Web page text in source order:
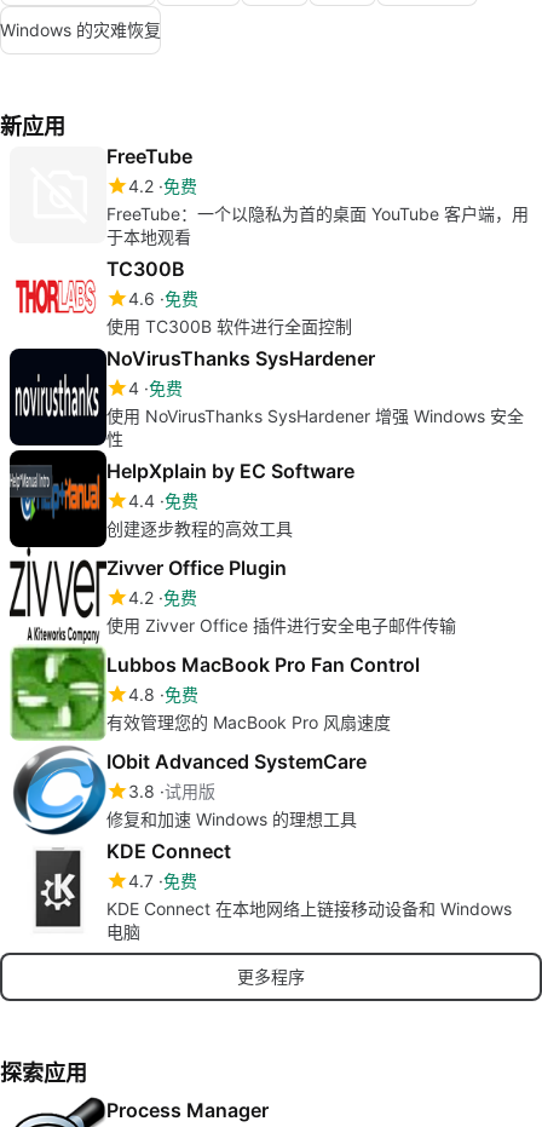
Windows 的灾难恢复
新应用
FreeTube
4.2 免费
FreeTube：一个以隐私为首的桌面 YouTube 客户端，用
于本地观看
TC300B
4.6 免费
使用 TC300B 软件进行全面控制
NoVirusThanks SysHardener
4 免费
使用 NoVirusThanks SysHardener 增强 Windows 安全
性
HelpXplain by EC Software
4.4 免费
创建逐步教程的高效工具
Zivver Office Plugin
4.2 免费
使用 Zivver Office 插件进行安全电子邮件传输
Lubbos MacBook Pro Fan Control
4.8 免费
有效管理您的 MacBook Pro 风扇速度
IObit Advanced SystemCare
3.8 试用版
修复和加速 Windows 的理想工具
KDE Connect
4.7 免费
KDE Connect 在本地网络上链接移动设备和 Windows
电脑
更多程序
探索应用
Process Manager